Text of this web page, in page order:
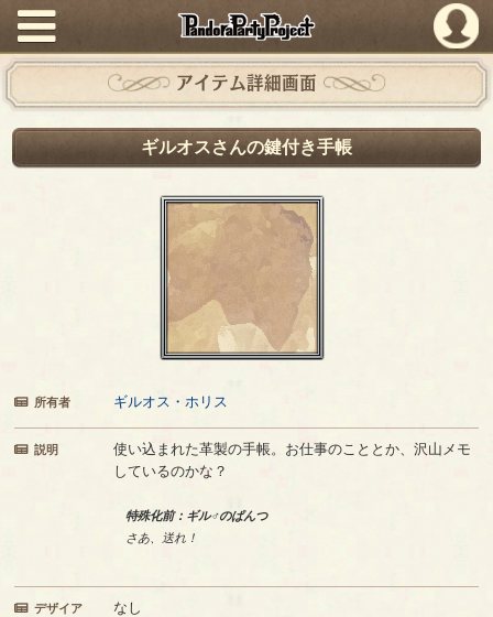
PandoraPartyProject
アイテム詳細画面
ギルオスさんの鍵付き手帳
所有者 ギルオス・ホリス
説明
使い込まれた革製の手帳。お仕事のこととか、沢山メモ
しているのかな？
特殊化前：ギル♂のぱんつ
さあ、送れ！
デザイア なし